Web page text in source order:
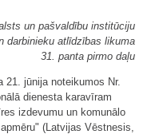
un pašvaldību institūciju
darbinieku atlīdzības likuma
31. panta pirmo daļu
21. jūnija noteikumos Nr.
dienesta karavīram
izdevumu un komunālo
(Latvijas Vēstnesis,